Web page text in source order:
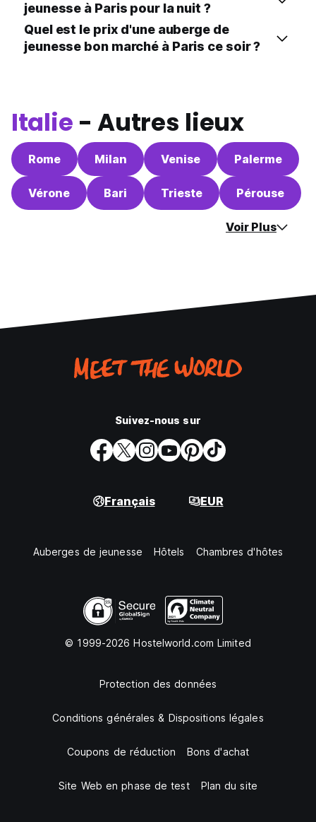
jeunesse à Paris pour la nuit ?
Quel est le prix d'une auberge de
jeunesse bon marché à Paris ce soir ?
Italie - Autres lieux
Rome Milan Venise Palerme
Vérone Bari Trieste Pérouse
Voir Plus
Suivez-nous sur
Français EUR
Auberges de jeunesse Hôtels Chambres d'hôtes
© 1999-2026 Hostelworld.com Limited
Protection des données
Conditions générales & Dispositions légales
Coupons de réduction Bons d'achat
Site Web en phase de test Plan du site